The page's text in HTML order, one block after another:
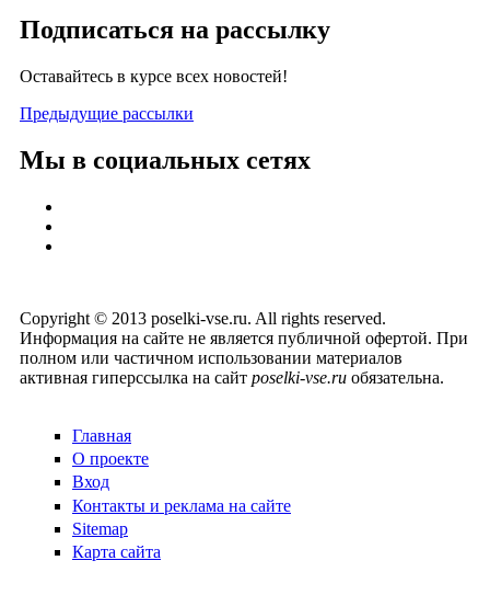
Подписаться на рассылку
Оставайтесь в курсе всех новостей!
Предыдущие рассылки
Мы в социальных сетях
Copyright © 2013 poselki-vse.ru. All rights reserved.
Информация на сайте не является публичной офертой. При
полном или частичном использовании материалов
активная гиперссылка на сайт poselki-vse.ru​ обязательна.
Главная
О проекте
Вход
Контакты и реклама на сайте
Sitemap
Карта сайта